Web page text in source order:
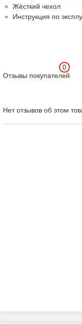
Жёсткий чехол
Инструкция по
Отзывы покупателей
0
Нет отзывов об этом